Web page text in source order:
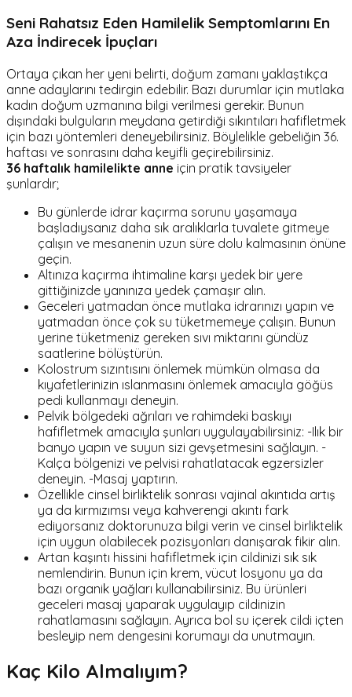
Seni Rahatsız Eden Hamilelik Semptomlarını En
Aza İndirecek İpuçları
Ortaya çıkan her yeni belirti, doğum zamanı yaklaştıkça
anne adaylarını tedirgin edebilir. Bazı durumlar için mutlaka
kadın doğum uzmanına bilgi verilmesi gerekir. Bunun
dışındaki bulguların meydana getirdiği sıkıntıları hafifletmek
için bazı yöntemleri deneyebilirsiniz. Böylelikle gebeliğin 36.
haftası ve sonrasını daha keyifli geçirebilirsiniz.
36 haftalık hamilelikte anne için pratik tavsiyeler
şunlardır;
Bu günlerde idrar kaçırma sorunu yaşamaya
başladıysanız daha sık aralıklarla tuvalete gitmeye
çalışın ve mesanenin uzun süre dolu kalmasının önüne
geçin.
Altınıza kaçırma ihtimaline karşı yedek bir yere
gittiğinizde yanınıza yedek çamaşır alın.
Geceleri yatmadan önce mutlaka idrarınızı yapın ve
yatmadan önce çok su tüketmemeye çalışın. Bunun
yerine tüketmeniz gereken sıvı miktarını gündüz
saatlerine bölüştürün.
Kolostrum sızıntısını önlemek mümkün olmasa da
kıyafetlerinizin ıslanmasını önlemek amacıyla göğüs
pedi kullanmayı deneyin.
Pelvik bölgedeki ağrıları ve rahimdeki baskıyı
hafifletmek amacıyla şunları uygulayabilirsiniz: -Ilık bir
banyo yapın ve suyun sizi gevşetmesini sağlayın. -
Kalça bölgenizi ve pelvisi rahatlatacak egzersizler
deneyin. -Masaj yaptırın.
Özellikle cinsel birliktelik sonrası vajinal akıntıda artış
ya da kırmızımsı veya kahverengi akıntı fark
ediyorsanız doktorunuza bilgi verin ve cinsel birliktelik
için uygun olabilecek pozisyonları danışarak fikir alın.
Artan kaşıntı hissini hafifletmek için cildinizi sık sık
nemlendirin. Bunun için krem, vücut losyonu ya da
bazı organik yağları kullanabilirsiniz. Bu ürünleri
geceleri masaj yaparak uygulayıp cildinizin
rahatlamasını sağlayın. Ayrıca bol su içerek cildi içten
besleyip nem dengesini korumayı da unutmayın.
Kaç Kilo Almalıyım?